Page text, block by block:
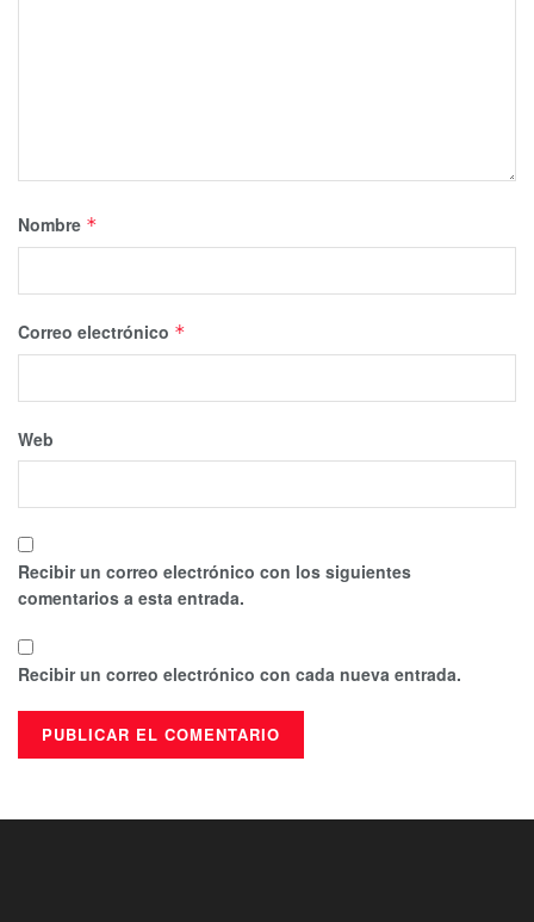
Nombre *
Correo electrónico *
Web
Recibir un correo electrónico con los siguientes
comentarios a esta entrada.
Recibir un correo electrónico con cada nueva entrada.